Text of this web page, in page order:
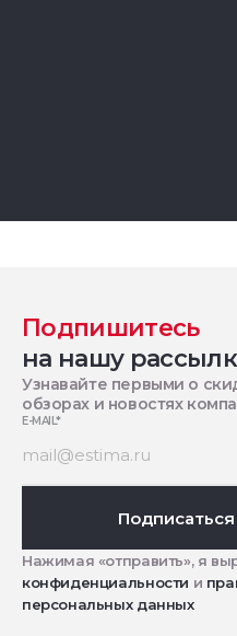
Подпишитесь
на нашу
Узнавайте первыми о
обзорах и новостях
E-MAIL*
Подписаться
Нажимая «отправить», я
конфиденциальности и
персональных данных